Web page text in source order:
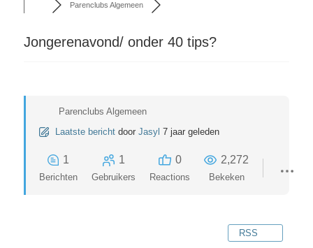
Parenclubs Algemeen
Jongerenavond/ onder 40 tips?
Parenclubs Algemeen
Laatste bericht door Jasyl 7 jaar geleden
1
Berichten
1
Gebruikers
0
Reactions
2,272
Bekeken
RSS